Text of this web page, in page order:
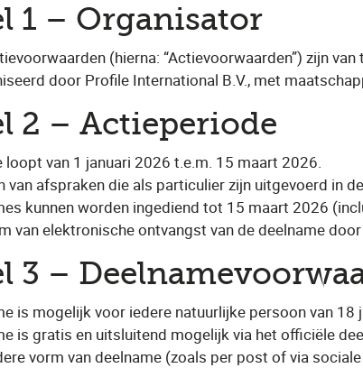
1 – Organisator
(hierna: “Actievoorwaarden”) zijn
door Profile International B.V., met
2 – Actieperiode
loopt van 1 januari 2026 t.e.m. 15 maart 2026.
van afspraken die als particulier zijn uitgevoerd in
kunnen worden ingediend tot 15 maart 2026
van elektronische ontvangst van de deelname
3 –
is mogelijk voor iedere natuurlijke persoon van
is gratis en uitsluitend mogelijk via het officiële
vorm van deelname (zoals per post of via